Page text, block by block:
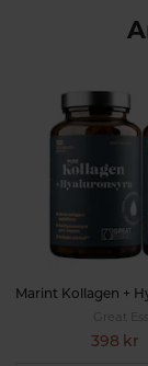
Great
398 kr